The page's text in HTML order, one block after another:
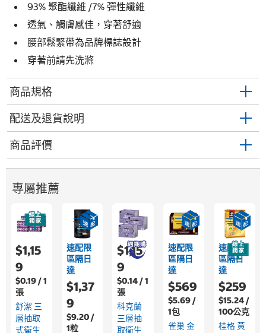
93% 聚酯纖維 /7% 彈性纖維
透氣、觸膚感佳，穿著舒適
腰部鬆緊帶為品牌標誌設計
穿著前請先洗滌
商品規格
配送及退貨說明
商品評價
專屬推薦
$1,15
9
$0.19 / 1
張
舒潔 三
層抽取
式衛生
速配限
區隔日
達
$1,37
9
$9.20 /
1粒
$1,15
9
$0.14 / 1
張
科克蘭
三層抽
取衛生
速配限
區隔日
達
$569
$5.69 /
1包
雀巢 金
速配限
區隔日
達
$259
$15.24 /
100公克
桂格 黃